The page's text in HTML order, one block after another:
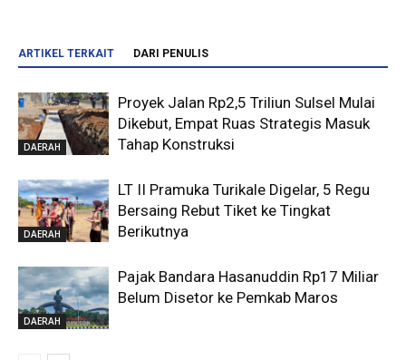
ARTIKEL TERKAIT DARI PENULIS
DAERAH
Proyek Jalan Rp2,5 Triliun Sulsel Mulai
Dikebut, Empat Ruas Strategis Masuk
Tahap Konstruksi
DAERAH
LT II Pramuka Turikale Digelar, 5 Regu
Bersaing Rebut Tiket ke Tingkat
Berikutnya
DAERAH
Pajak Bandara Hasanuddin Rp17 Miliar
Belum Disetor ke Pemkab Maros